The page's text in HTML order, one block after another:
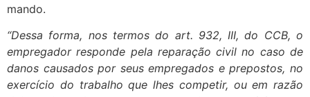
mando.
“Dessa forma, nos termos do art. 932, III, do CCB, o
empregador responde pela reparação civil no caso de
danos causados por seus empregados e prepostos, no
exercício do trabalho que lhes competir, ou em razão